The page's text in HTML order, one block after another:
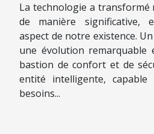
La technologie a
de manière significative,
aspect de notre existence.
une évolution remarquable
bastion de confort et de
entité intelligente,
besoins...